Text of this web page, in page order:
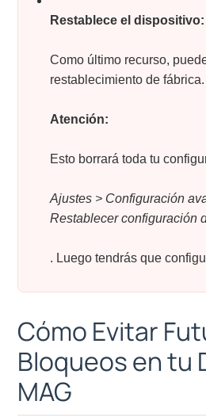
Restablece el dispositivo:
Como último recurso,
restablecimiento de fábrica.
Atención:
Esto borrará toda tu
Ajustes > Configuración
Restablecer configuración
. Luego tendrás que
Cómo Evitar
Bloqueos en tu
MAG